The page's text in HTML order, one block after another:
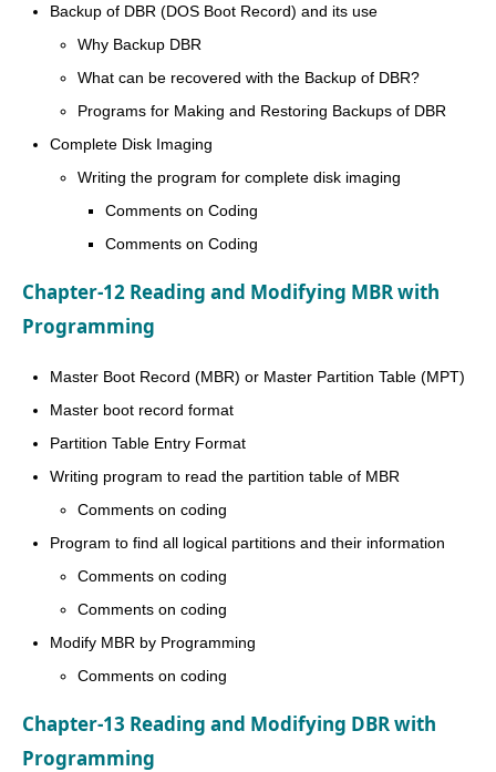
Backup of DBR (DOS Boot Record) and its use
Why Backup DBR
What can be recovered with the Backup of DBR?
Programs for Making and Restoring Backups of DBR
Complete Disk Imaging
Writing the program for complete disk imaging
Comments on Coding
Comments on Coding
Chapter-12 Reading and Modifying MBR with
Programming
Master Boot Record (MBR) or Master Partition Table (MPT)
Master boot record format
Partition Table Entry Format
Writing program to read the partition table of MBR
Comments on coding
Program to find all logical partitions and their information
Comments on coding
Comments on coding
Modify MBR by Programming
Comments on coding
Chapter-13 Reading and Modifying DBR with
Programming